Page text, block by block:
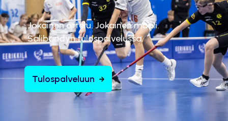
Jokainen ottelu. Jokainen maali.
Salibandyn tulospalvelussa.
Tulospalveluun